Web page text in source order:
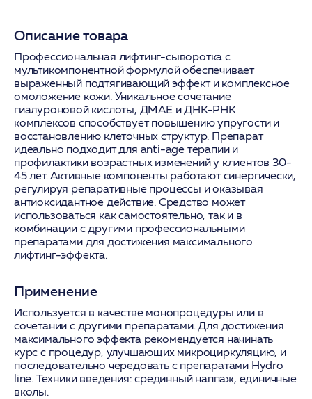
Описание товара
Профессиональная лифтинг-сыворотка с
мультикомпонентной формулой обеспечивает
выраженный подтягивающий эффект и комплексное
омоложение кожи. Уникальное сочетание
гиалуроновой кислоты, ДМАЕ и ДНК-РНК
комплексов способствует повышению упругости и
восстановлению клеточных структур. Препарат
идеально подходит для anti-age терапии и
профилактики возрастных изменений у клиентов 30-
45 лет. Активные компоненты работают синергически,
регулируя репаративные процессы и оказывая
антиоксидантное действие. Средство может
использоваться как самостоятельно, так и в
комбинации с другими профессиональными
препаратами для достижения максимального
лифтинг-эффекта.
Применение
Используется в качестве монопроцедуры или в
сочетании с другими препаратами. Для достижения
максимального эффекта рекомендуется начинать
курс с процедур, улучшающих микроциркуляцию, и
последовательно чередовать с препаратами Hydro
line. Техники введения: срединный наппаж, единичные
вколы.